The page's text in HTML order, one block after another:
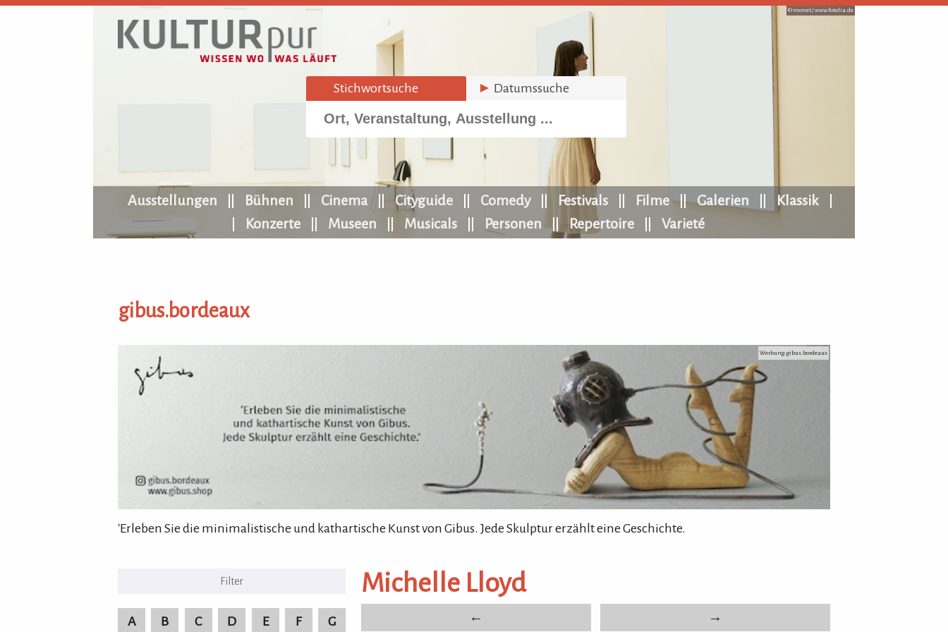
© monet /www.fotolia.de
Stichwortsuche ► Datumssuche
KULTURpur Navigation
Ausstellungen Bühnen Cinema Cityguide Comedy Festivals Filme Galerien
Klassik
Konzerte
Museen Musicals Personen Repertoire Varieté
gibus.bordeaux
gibus.bordeaux Werbung: gibus.bordeaux
'Erleben Sie die minimalistische und kathartische Kunst von Gibus. Jede Skulptur erzählt eine Geschichte.
KULTURpur Bildende Künstler von A-Z
A B C D E F G
Michelle Lloyd
bildende Künstler von A-Z
← →